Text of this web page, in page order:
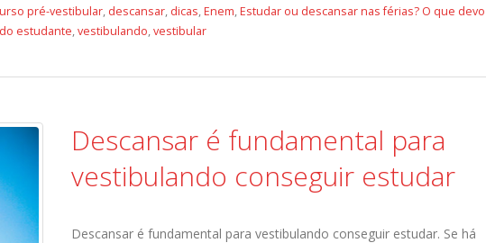
pré-vestibular, descansar, dicas,Enem,Estudar ou descansar nas férias? O que devo
estudante,vestibulando,vestibular
Descansar é fundamental para
vestibulando conseguir estudar
Descansar é fundamental para vestibulando conseguir estudar. Se há